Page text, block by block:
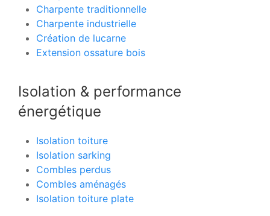
Charpente traditionnelle
Charpente industrielle
Création de lucarne
Extension ossature bois
Isolation & performance
énergétique
Isolation toiture
Isolation sarking
Combles perdus
Combles aménagés
Isolation toiture plate